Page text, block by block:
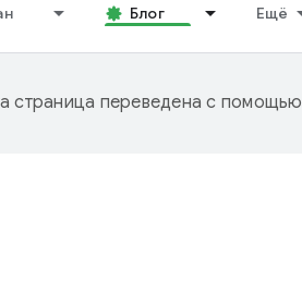
Блог Ещё
страница переведена с помощью